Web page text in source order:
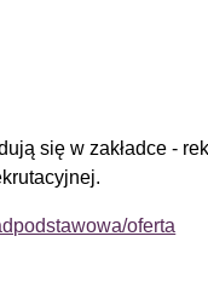
się w zakładce -
oferta